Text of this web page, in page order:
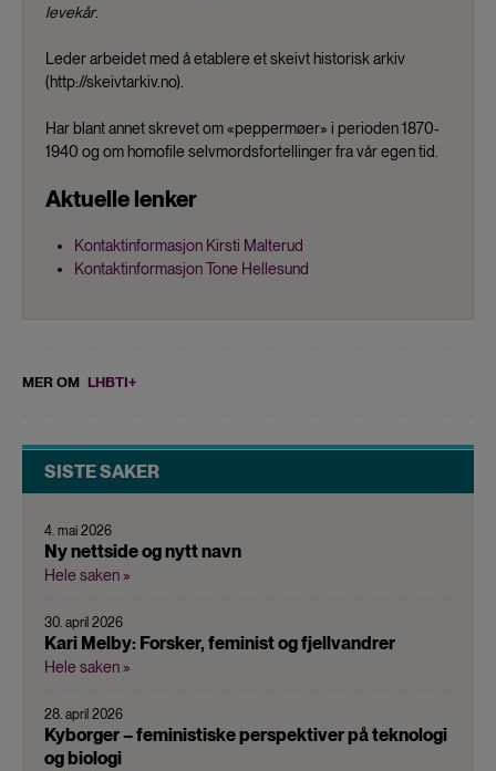
levekår.
Leder arbeidet med å etablere et skeivt historisk arkiv
(http://skeivtarkiv.no).
Har blant annet skrevet om «peppermøer» i perioden 1870-
1940 og om homofile selvmordsfortellinger fra vår egen tid.
Aktuelle lenker
Kontaktinformasjon Kirsti Malterud
Kontaktinformasjon Tone Hellesund
MER OM LHBTI+
SISTE SAKER
4. mai 2026
Ny nettside og nytt navn
Hele saken »
30. april 2026
Kari Melby: Forsker, feminist og fjellvandrer
Hele saken »
28. april 2026
Kyborger – feministiske perspektiver på teknologi
og biologi